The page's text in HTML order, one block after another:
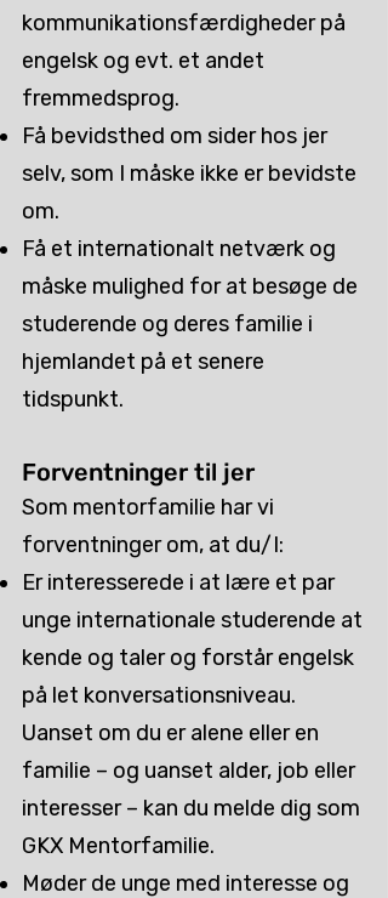
kommunikationsfærdigheder på
engelsk og evt. et andet
fremmedsprog.
Få bevidsthed om sider hos jer
selv, som I måske ikke er bevidste
om.
Få et internationalt netværk og
måske mulighed for at besøge de
studerende og deres familie i
hjemlandet på et senere
tidspunkt.
Forventninger til jer
Som mentorfamilie har vi
forventninger om, at du/I:
Er interesserede i at lære et par
unge internationale studerende at
kende og taler og forstår engelsk
på let konversationsniveau.
Uanset om du er alene eller en
familie – og uanset alder, job eller
interesser – kan du melde dig som
GKX Mentorfamilie.
Møder de unge med interesse og